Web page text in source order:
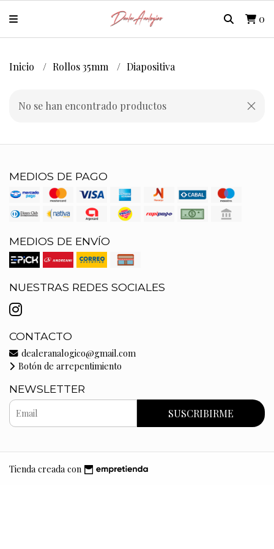
0
Inicio Rollos 35mm Diapositiva
No se han encontrado productos
MEDIOS DE PAGO
MEDIOS DE ENVÍO
NUESTRAS REDES SOCIALES
CONTACTO
dealeranalogico@gmail.com
Botón de arrepentimiento
NEWSLETTER
SUSCRIBIRME
Tienda creada con